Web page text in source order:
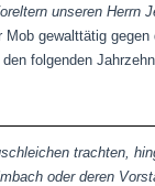
unseren Herrn
gewalttätig
folgenden
trachten,
oder deren